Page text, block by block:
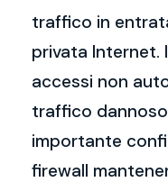
traffico in
privata Internet.
accessi non
traffico
importante
firewall